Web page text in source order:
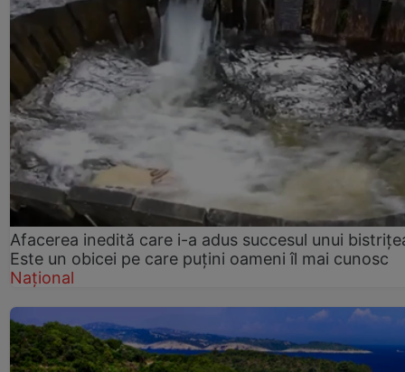
Afacerea inedită care i-a adus succesul unui
Este un obicei pe care puțini oameni îl mai cunosc
Național